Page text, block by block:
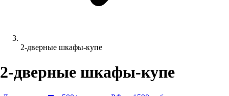
2-дверные шкафы-купе
2-дверные шкафы-купе